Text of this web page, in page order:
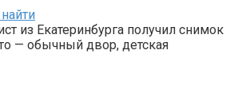
из Екатеринбурга получил снимок
— обычный двор, детская